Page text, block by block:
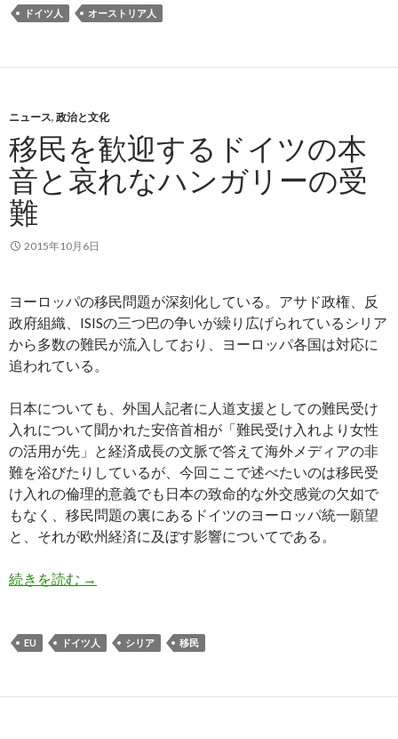
ドイツ人 オーストリア人
ニュース, 政治と文化
移民を歓迎するドイツの本
音と哀れなハンガリーの受
難
2015年10月6日
ヨーロッパの移民問題が深刻化している。アサド政権、反
政府組織、ISISの三つ巴の争いが繰り広げられているシリア
から多数の難民が流入しており、ヨーロッパ各国は対応に
追われている。
日本についても、外国人記者に人道支援としての難民受け
入れについて聞かれた安倍首相が「難民受け入れより女性
の活用が先」と経済成長の文脈で答えて海外メディアの非
難を浴びたりしているが、今回ここで述べたいのは移民受
け入れの倫理的意義でも日本の致命的な外交感覚の欠如で
もなく、移民問題の裏にあるドイツのヨーロッパ統一願望
と、それが欧州経済に及ぼす影響についてである。
続きを読む 移民を歓迎するドイツの本音と哀れなハンガリ
→
EU ドイツ人 シリア 移民